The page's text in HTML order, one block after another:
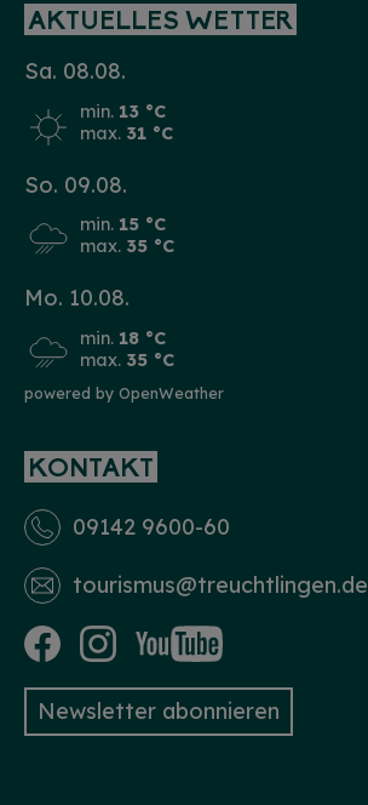
AKTUELLES WETTER
Sa. 08.08.
min. 13 °C
max. 31 °C
So. 09.08.
min. 15 °C
max. 35 °C
Mo. 10.08.
min. 18 °C
max. 35 °C
powered by OpenWeather
KONTAKT
09142 9600-60
tourismus­@treuchtlingen.de
Newsletter abonnieren
HINWEIS